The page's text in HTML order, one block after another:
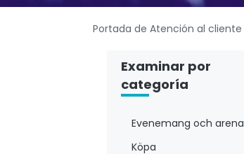
Portada de Atención al cliente
Examinar por
categoría
Evenemang och arena
Köpa